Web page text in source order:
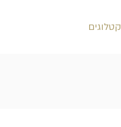
קטלוגים